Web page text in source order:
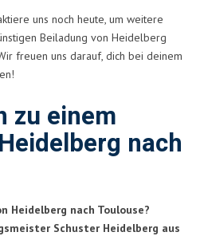
uns noch heute, um weitere
Beiladung von Heidelberg
freuen uns darauf, dich bei deinem
zu einem
nach
Heidelberg nach Toulouse?
Schuster Heidelberg aus